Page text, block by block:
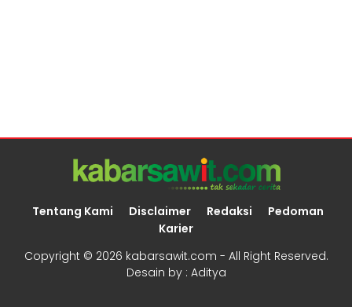
Tentang Kami Disclaimer Redaksi
Pedoman
Karier
Copyright © 2026 kabarsawit.com - All Right Reserved.
Desain by : Aditya